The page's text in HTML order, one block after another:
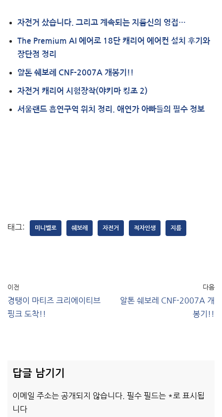
자전거 샀습니다. 그리고 계속되는 지름신의 영접…
The Premium AI 에어로 18단 캐리어 에어컨 설치 후기와
장단점 정리
알톤 쉐보레 CNF-2007A 개봉기!!
자전거 캐리어 시험장착(야키마 킹조 2)
서울랜드 흡연구역 위치 정리. 애연가 아빠들의 필수 정보
태그: 미니벨로 쉐보레 자전거 적자인생 지름
이전
경탱이 마티즈 크리에이티브
핑크 도착!!
다음
알톤 쉐보레 CNF-2007A 개
봉기!!
답글 남기기
이메일 주소는 공개되지 않습니다. 필수 필드는 * 로 표시됩
니다